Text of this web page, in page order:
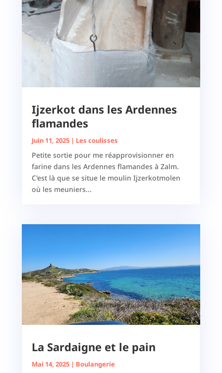
Ijzerkot dans les Ardennes
flamandes
Juin 11, 2025| Les coulisses
Petite sortie pour me réapprovisionner en
farine dans les Ardennes flamandes à Zalm.
C'est là que se situe le moulin Ijzerkotmolen
où les meuniers...
La Sardaigne et le pain
Mai 14, 2025| Boulangerie